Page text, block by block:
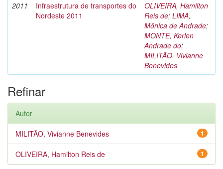
2011
Infraestrutura de transportes do
Nordeste 2011
OLIVEIRA, Hamilton
Reis de; LIMA,
Mônica de Andrade;
MONTE, Kerlen
Andrade do;
MILITÃO, Vivianne
Benevides
Refinar
Autor
1
MILITÃO, Vivianne Benevides
1
OLIVEIRA, Hamilton Reis de